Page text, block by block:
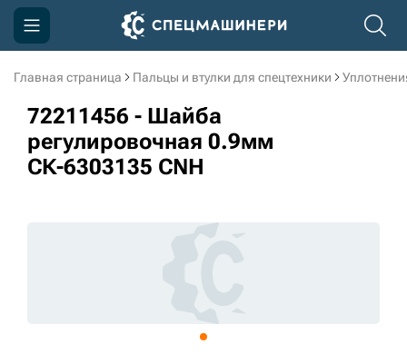
Главная страница Пальцы и втулки для спецтехники
72211456 - Шайба
регулировочная 0.9мм
СК-6303135 CNH
Компания
Акции
Доставка и оплата